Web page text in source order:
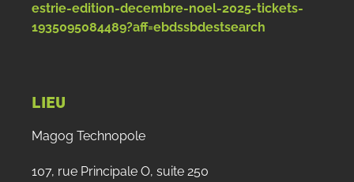
estrie-edition-decembre-noel-2025-tickets-
1935095084489?aff=ebdssbdestsearch
LIEU
Magog Technopole
107, rue Principale O, suite 250